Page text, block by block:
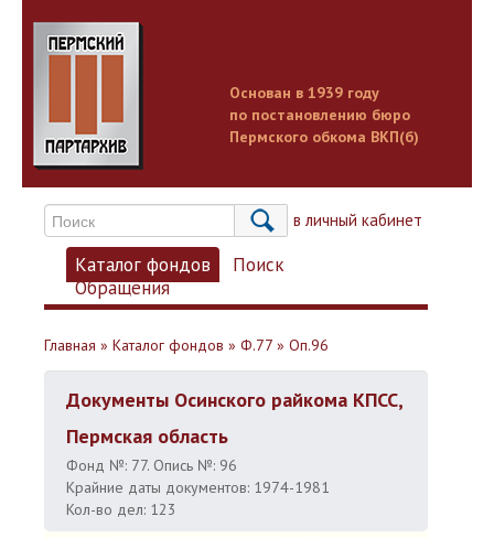
Основан в 1939 году
по постановлению бюро
Пермского обкома ВКП(б)
Вход в личный кабинет
Каталог фондов
Поиск
Обращения
Главная » Каталог фондов » Ф.77 » Оп.96
Документы Осинского райкома КПСС,
Пермская область
Фонд №: 77. Опись №: 96
Крайние даты документов: 1974-1981
Кол-во дел: 123